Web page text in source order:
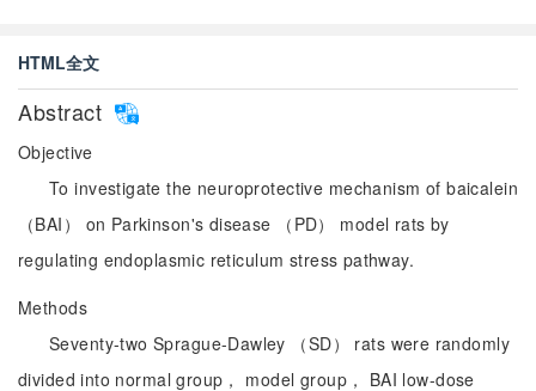
HTML全文
Abstract
Objective
To investigate the neuroprotective mechanism of baicalein
（BAI） on Parkinson's disease （PD） model rats by
regulating endoplasmic reticulum stress pathway.
Methods
Seventy-two Sprague-Dawley （SD） rats were randomly
divided into normal group， model group， BAI low-dose